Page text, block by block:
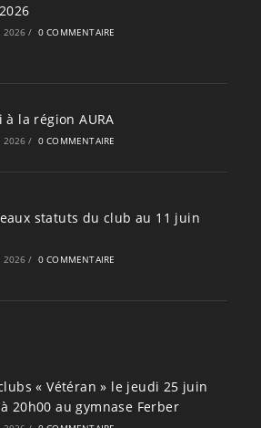
2026 / 0 COMMENTAIRE
à la région AURA
2026 / 0 COMMENTAIRE
statuts du club au 11 juin
2026 / 0 COMMENTAIRE
« Vétéran » le jeudi 25 juin
20h00 au gymnase Ferber